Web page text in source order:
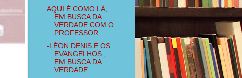
AQUI É COMO LÁ;
EM BUSCA DA
VERDADE COM O
PROFESSOR
-LÉON DENIS E OS
EVANGELHOS ;
EM BUSCA DA
VERDADE ...